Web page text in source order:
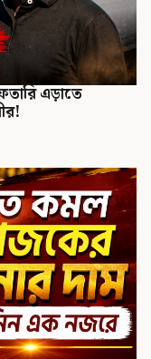
এড়াতে